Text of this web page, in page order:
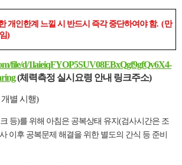
개인한계 느낄 시 반드시 즉각 중단하여야 함. (만
)
file/d/1laieiqFYOP5SUV08EBxQgf9gfQv6X4-
(체력측정 실시요령 안내 링크주소)
별 시행)
등)를 위해 아침은 공복상태 유지(검사시간은 조
이후 공복문제 해결을 위한 별도의 간식 등 준비